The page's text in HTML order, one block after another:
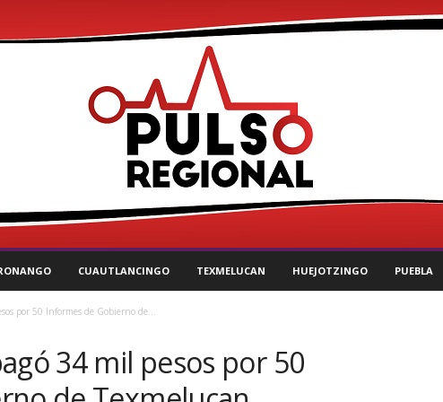
CUAUTLANCINGO TEXMELUCAN HUEJOTZINGO PUEBLA
por 50 Informes de Gobierno de...
34 mil pesos por 50